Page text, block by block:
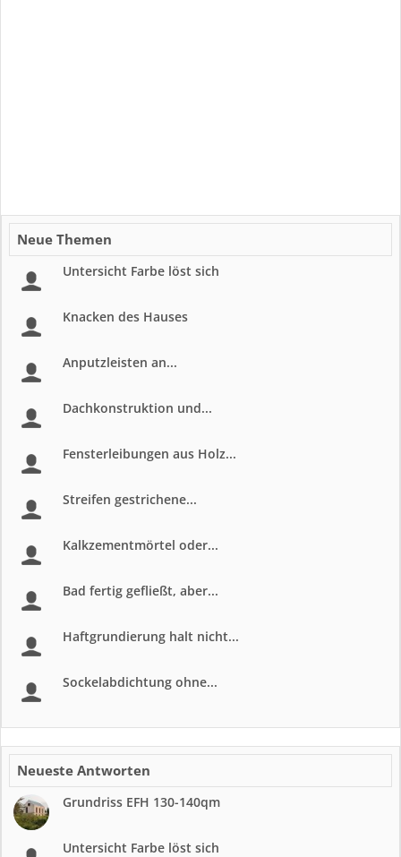
Neue Themen
Untersicht Farbe löst sich
Knacken des Hauses
Anputzleisten an...
Dachkonstruktion und...
Fensterleibungen aus Holz...
Streifen gestrichene...
Kalkzementmörtel oder...
Bad fertig gefließt, aber...
Haftgrundierung halt nicht...
Sockelabdichtung ohne...
Neueste Antworten
Grundriss EFH 130-140qm
Untersicht Farbe löst sich